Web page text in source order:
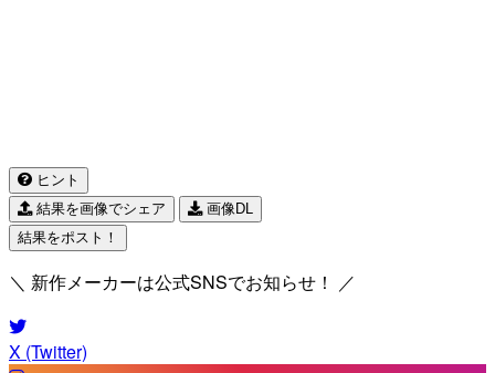
ヒント
結果を画像でシェア
画像DL
結果をポスト！
＼ 新作メーカーは公式SNSでお知らせ！ ／
X (Twitter)